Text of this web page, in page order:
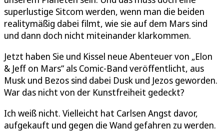
superlustige Sitcom werden, wenn man die beiden
realitymäßig dabei filmt, wie sie auf dem Mars sind
und dann doch nicht miteinander klarkommen.
Jetzt haben Sie und Kissel neue Abenteuer von „Elon
& Jeff on Mars“ als Comic-Band veröffentlicht, aus
Musk und Bezos sind dabei Dusk und Jezos geworden.
War das nicht von der Kunstfreiheit gedeckt?
Ich weiß nicht. Vielleicht hat Carlsen Angst davor,
aufgekauft und gegen die Wand gefahren zu werden.